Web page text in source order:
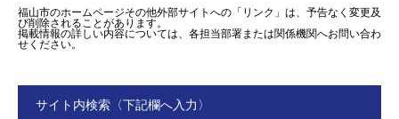
福山市のホームページその他外部サイトへの「リンク」は、予告なく変更及
び削除されることがあります。
掲載情報の詳しい内容については、各担当部署または関係機関へお問い合わ
せください。
サイト内検索〈下記欄へ入力〉